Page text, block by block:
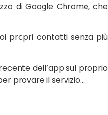
di Google Chrome, che
propri contatti senza più
dell’app sul proprio
provare il servizio…